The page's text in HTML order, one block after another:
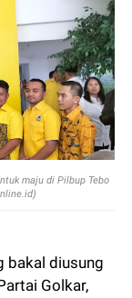
maju di Pilbup Tebo
bakal diusung
Golkar,